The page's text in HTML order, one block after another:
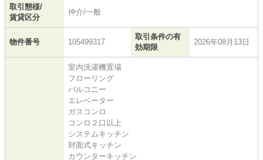
取引態様/
賃貸区分
仲介/一般
物件番号 105499317
取引条件の有
効期限
2026年08月13日
室内洗濯機置場
フローリング
バルコニー
エレベーター
ガスコンロ
コンロ２口以上
システムキッチン
対面式キッチン
カウンターキッチン